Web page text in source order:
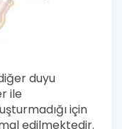
duyu
ile
için
edilmektedir.